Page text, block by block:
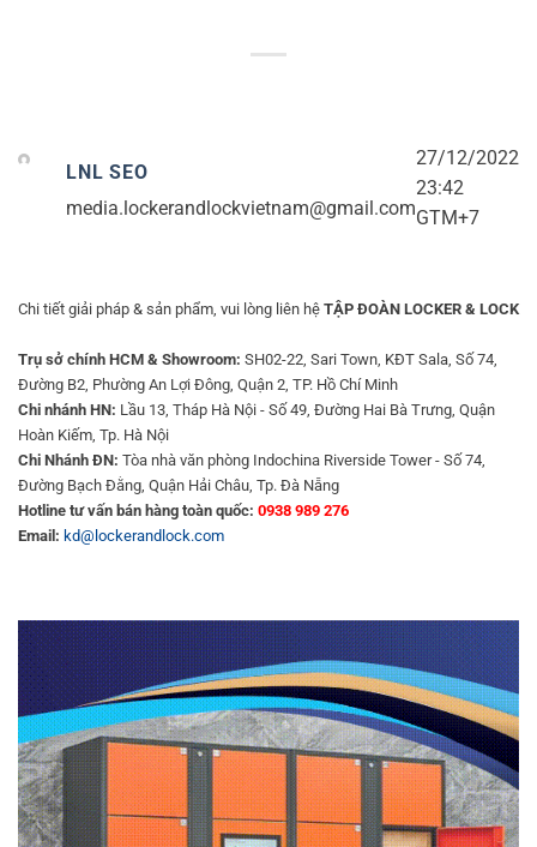
LNL SEO
media.lockerandlockvietnam@gmail.com
27/12/2022
23:42
GTM+7
Chi tiết giải pháp & sản phẩm, vui lòng liên hệ TẬP ĐOÀN LOCKER & LOCK
Trụ sở chính HCM & Showroom: SH02-22, Sari Town, KĐT Sala, Số 74,
Đường B2, Phường An Lợi Đông, Quận 2, TP. Hồ Chí Minh
Chi nhánh HN: Lầu 13, Tháp Hà Nội - Số 49, Đường Hai Bà Trưng, Quận
Hoàn Kiếm, Tp. Hà Nội
Chi Nhánh ĐN: Tòa nhà văn phòng Indochina Riverside Tower - Số 74,
Đường Bạch Đằng, Quận Hải Châu, Tp. Đà Nẵng
Hotline tư vấn bán hàng toàn quốc: 0938 989 276
Email: kd@lockerandlock.com